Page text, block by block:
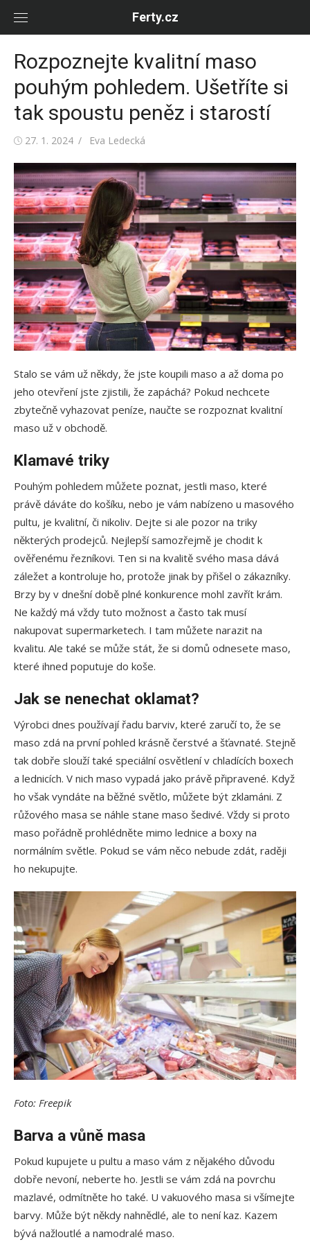
Ferty.cz
Rozpoznejte kvalitní maso
pouhým pohledem. Ušetříte si
tak spoustu peněz i starostí
Posted
27. 1. 2024 Author
Eva Ledecká
Stalo se vám už někdy, že jste koupili maso a až doma po
jeho otevření jste zjistili, že zapáchá? Pokud nechcete
zbytečně vyhazovat peníze, naučte se rozpoznat kvalitní
maso už v obchodě.
Klamavé triky
Pouhým pohledem můžete poznat, jestli maso, které
právě dáváte do košíku, nebo je vám nabízeno u masového
pultu, je kvalitní, či nikoliv. Dejte si ale pozor na triky
některých prodejců. Nejlepší samozřejmě je chodit k
ověřenému řezníkovi. Ten si na kvalitě svého masa dává
záležet a kontroluje ho, protože jinak by přišel o zákazníky.
Brzy by v dnešní době plné konkurence mohl zavřít krám.
Ne každý má vždy tuto možnost a často tak musí
nakupovat supermarketech. I tam můžete narazit na
kvalitu. Ale také se může stát, že si domů odnesete maso,
které ihned poputuje do koše.
Jak se nenechat oklamat?
Výrobci dnes používají řadu barviv, které zaručí to, že se
maso zdá na první pohled krásně čerstvé a šťavnaté. Stejně
tak dobře slouží také speciální osvětlení v chladících boxech
a lednicích. V nich maso vypadá jako právě připravené. Když
ho však vyndáte na běžné světlo, můžete být zklamáni. Z
růžového masa se náhle stane maso šedivé. Vždy si proto
maso pořádně prohlédněte mimo lednice a boxy na
normálním světle. Pokud se vám něco nebude zdát, raději
ho nekupujte.
Foto: Freepik
Barva a vůně masa
Pokud kupujete u pultu a maso vám z nějakého důvodu
dobře nevoní, neberte ho. Jestli se vám zdá na povrchu
mazlavé, odmítněte ho také. U vakuového masa si všímejte
barvy. Může být někdy nahnědlé, ale to není kaz. Kazem
bývá nažloutlé a namodralé maso.